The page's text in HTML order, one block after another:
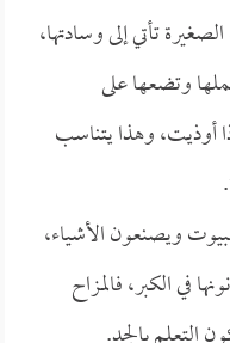
تأتي إلى وسادتها،
وتضعها على
وهذا يتناسب
ويصنعون الأشياء،
في الكبر، فالمزاح